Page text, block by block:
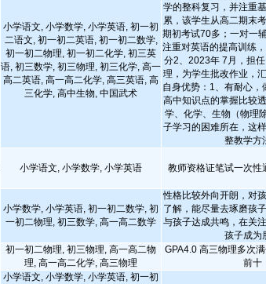
小学语文, 小学数学, 小学英语, 初一初
二语文, 初一初二英语, 初一初二数学,
初一初二物理, 初一初二化学, 初三英
语, 初三数学, 初三物理, 初三化学, 高一
高二英语, 高一高二化学, 高三英语, 高
三化学, 高中生物, 中国武术
学的整科复习，并注重
累，该学生从高二期末
期初考试70多；一对一
注重对英语的提高训练
分2、2023年 7月，担
理，为学生批改作业，
自身优势：1、有耐心，
高中知识点的掌握比较
学、化学、生物（物理
子学习的困难所在，这
整教学方
小学语文, 小学数学, 小学英语 教师资格证笔试一次性
小学数学, 小学英语, 初一初二数学, 初
一初二物理, 初三数学, 高一高二数学
性格比较外向开朗，对
了解，能尽量去琢磨孩
与孩子达成共鸣，在关
孩子成为
初一初二物理, 初三物理, 高一高二物
理, 高一高二化学, 高三物理
GPA4.0 高三物理多次
前十
小学语文, 小学数学, 小学英语, 初一初